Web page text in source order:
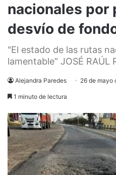
nacionales por
desvío de
"El estado de las rutas
lamentable” JOSÉ RAÚL
Alejandra Paredes 26 de mayo
1 minuto de lectura